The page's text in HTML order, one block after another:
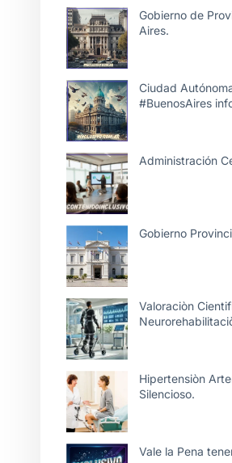
Gobierno de
Aires.
Ciudad
#BuenosAires
Administración
Gobierno
Valoraciòn
Hipertensiòn
Silencioso.
Vale la Pena